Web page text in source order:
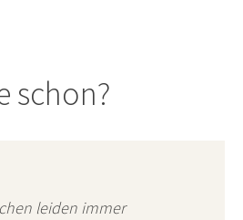
schon?
leiden immer